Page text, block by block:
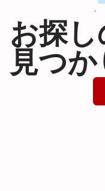
お探
見つか